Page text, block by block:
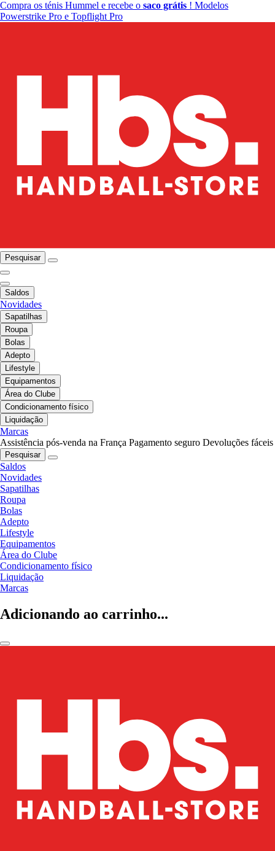
Compra os ténis Hummel e recebe o saco grátis ! Modelos
Powerstrike Pro e Topflight Pro
Pesquisar
Saldos
Novidades
Sapatilhas
Roupa
Bolas
Adepto
Lifestyle
Equipamentos
Área do Clube
Condicionamento físico
Liquidação
Marcas
Assistência pós-venda na França Pagamento seguro Devoluções fáceis
Pesquisar
Saldos
Novidades
Sapatilhas
Roupa
Bolas
Adepto
Lifestyle
Equipamentos
Área do Clube
Condicionamento físico
Liquidação
Marcas
Adicionando ao carrinho...